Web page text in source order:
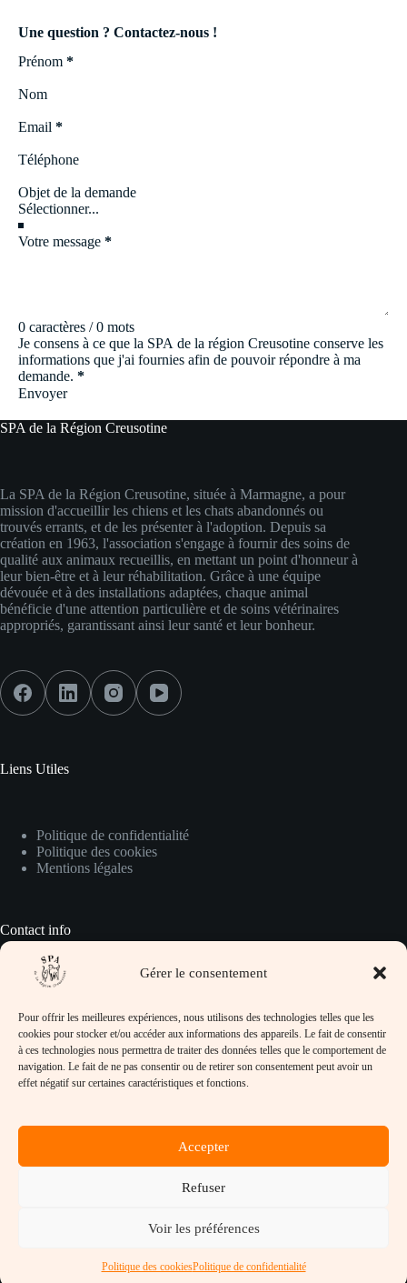
Gérer le consentement
Pour offrir les meilleures expériences, nous utilisons des technologies telles que les
cookies pour stocker et/ou accéder aux informations des appareils. Le fait de consentir
à ces technologies nous permettra de traiter des données telles que le comportement de
navigation. Le fait de ne pas consentir ou de retirer son consentement peut avoir un
effet négatif sur certaines caractéristiques et fonctions.
Accepter
Refuser
Voir les préférences
Politique des cookiesPolitique de confidentialité
Une question ? Contactez-nous !
Section
Prénom *
Nom
Email *
Téléphone
Objet de la demande
Votre message *
0 caractères / 0 mots
Je consens à ce que la SPA de la région Creusotine conserve les
informations que j'ai fournies afin de pouvoir répondre à ma
demande. *
Envoyer
SPA de la Région Creusotine
La SPA de la Région Creusotine, située à Marmagne, a pour
mission d'accueillir les chiens et les chats abandonnés ou
trouvés errants, et de les présenter à l'adoption. Depuis sa
création en 1963, l'association s'engage à fournir des soins de
qualité aux animaux recueillis, en mettant un point d'honneur à
leur bien-être et à leur réhabilitation. Grâce à une équipe
dévouée et à des installations adaptées, chaque animal
bénéficie d'une attention particulière et de soins vétérinaires
appropriés, garantissant ainsi leur santé et leur bonheur.
Liens Utiles
Politique de confidentialité
Politique des cookies
Mentions légales
Contact info
Adresse :
SPA de la Région Creusotine, 32 rue Jean
Lafoy, 71710 Marmagne
Téléphone :
refuge@spacreusot.fr
Horaires d’ouverture :
Lundi, Mardi, Mercredi, Vendredi et Samedi de
https://www.spacreusot.fr
Copyright © SPA de la Région Creusotine - 2026 - Tous